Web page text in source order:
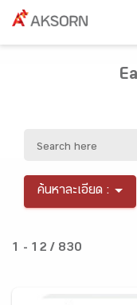
ค้นหาละเอียด :
1 - 12 / 830